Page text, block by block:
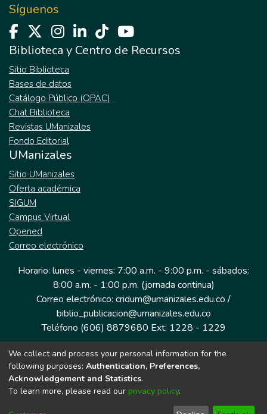
Síguenos
Biblioteca y Centro de Recursos
Sitio Biblioteca
Bases de datos
Catálogo Público (OPAC)
Chat Biblioteca
Revistas UManizales
Fondo Editorial
UManizales
Sitio UManizales
Oferta académica
SIGUM
Campus Virtual
Opened
Correo electrónico
Horario: lunes - viernes: 7:00 a.m. - 9:00 p.m. - sábados:
8:00 a.m. - 1:00 p.m. (jornada continua)
Correo electrónico: cridum@umanizales.edu.co /
biblio_publicacion@umanizales.edu.co
Teléfono (606) 8879680 Ext: 1228 - 1229
Dirección: Cra 9 a # 19-03 Edificio histórico, piso 1
Manizales, Caldas
Colombia.
We collect and process your personal information for the
following purposes: Authentication, Preferences,
Acknowledgement and Statistics.
To learn more, please read our privacy policy.